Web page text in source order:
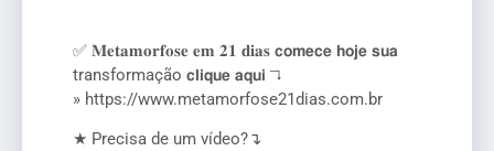
✅ 𝐌𝐞𝐭𝐚𝐦𝐨𝐫𝐟𝐨𝐬𝐞 𝐞𝐦 𝟐𝟏 𝐝𝐢𝐚𝐬 𝗰𝗼𝗺𝗲𝗰𝗲 𝗵𝗼𝗷𝗲 𝘀𝘂𝗮
transformação 𝗰𝗹𝗶𝗾𝘂𝗲 𝗮𝗾𝘂𝗶 ↴
» https://www.metamorfose21dias.com.br
★ Precisa de um vídeo?↴